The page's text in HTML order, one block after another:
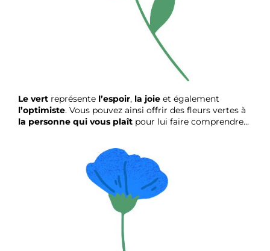
Le vert représente l’espoir, la joie et également
l’optimiste. Vous pouvez ainsi offrir des fleurs vertes à
la personne qui vous plaît pour lui faire comprendre…